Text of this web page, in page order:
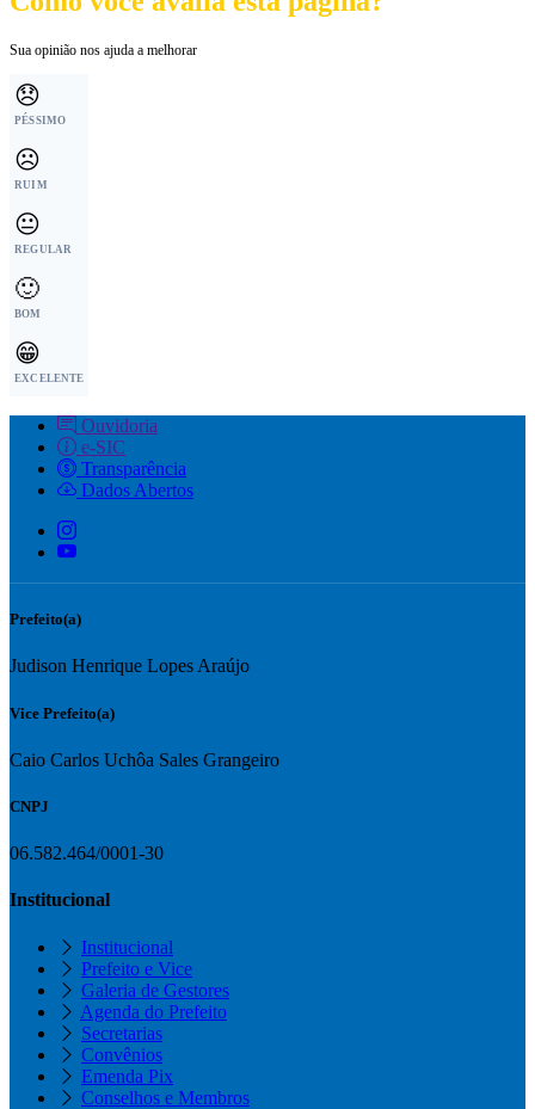
Sua opinião nos ajuda a melhorar
😞
PÉSSIMO
☹️
RUIM
😐
REGULAR
🙂
BOM
😁
EXCELENTE
Ouvidoria
e-SIC
Transparência
Dados Abertos
Prefeito(a)
Judison Henrique Lopes Araújo
Vice Prefeito(a)
Caio Carlos Uchôa Sales Grangeiro
CNPJ
06.582.464/0001-30
Institucional
Institucional
Prefeito e Vice
Galeria de Gestores
Agenda do Prefeito
Secretarias
Convênios
Emenda Pix
Conselhos e Membros